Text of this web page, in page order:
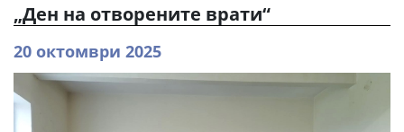
„Ден на отворените врати“
20 октомври 2025